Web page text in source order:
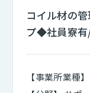
コイル材の
プ◆社員寮
【事業所業種